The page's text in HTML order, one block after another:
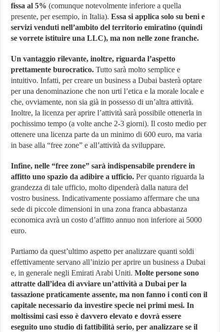
fissa al 5% (comunque notevolmente inferiore a quella
presente, per esempio, in Italia).Essa si applica solo su beni e
servizi venduti nell’ambito del territorio emiratino (quindi
se vorrete istituire una LLC), ma non nelle zone franche.
Un vantaggio rilevante, inoltre, riguarda l’aspetto
prettamente burocratico. Tutto sarà molto semplice e
intuitivo. Infatti, per creare un business a Dubai basterà optare
per una denominazione che non urti l’etica e la morale locale e
che, ovviamente, non sia già in possesso di un’altra attività.
Inoltre, la licenza per aprire l’attività sarà possibile ottenerla in
pochissimo tempo (a volte anche 2-3 giorni). Il costo medio per
ottenere una licenza parte da un minimo di 600 euro, ma varia
in base alla “free zone” e all’attività da sviluppare.
Infine, nelle “free zone” sarà indispensabile prendere in
affitto uno spazio da adibire a ufficio. Per quanto riguarda la
grandezza di tale ufficio, molto dipenderà dalla natura del
vostro business. Indicativamente possiamo affermare che una
sede di piccole dimensioni in una zona franca abbastanza
economica avrà un costo d’affitto annuo non inferiore ai 5000
euro.
Partiamo da quest’ultimo aspetto per analizzare quanti soldi
effettivamente servano all’inizio per aprire un business a Dubai
e, in generale negli Emirati Arabi Uniti.Molte persone sono
attratte dall’idea di avviare un’attività a Dubai per la
tassazione praticamente assente, ma non fanno i conti con il
capitale necessario da investire specie nei primi mesi. In
moltissimi casi esso è davvero elevato e dovrà essere
eseguito uno studio di fattibilità serio, per analizzare se il